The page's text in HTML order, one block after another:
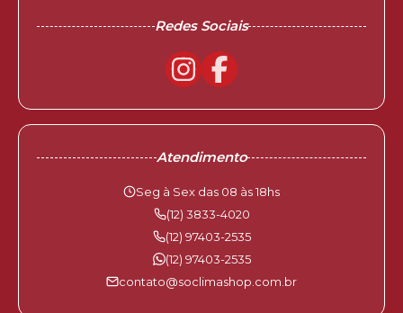
Redes Sociais
Atendimento
Seg à Sex das 08 às 18hs
(12) 3833-4020
(12) 97403-2535
(12) 97403-2535
contato@soclimashop.com.br